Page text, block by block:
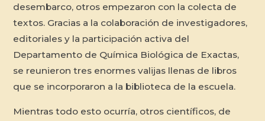
desembarco, otros empezaron con la colecta de
textos. Gracias a la colaboración de investigadores,
editoriales y la participación activa del
Departamento de Química Biológica de Exactas,
se reunieron tres enormes valijas llenas de libros
que se incorporaron a la biblioteca de la escuela.
Mientras todo esto ocurría, otros científicos, de